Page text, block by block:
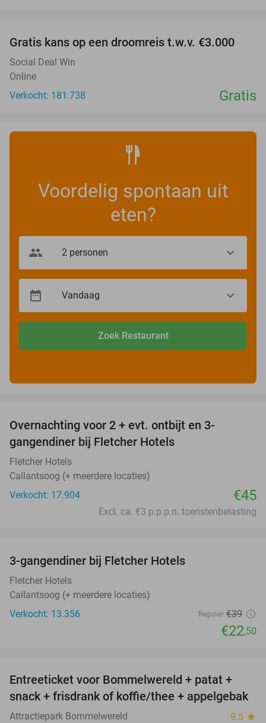
Gratis kans op een droomreis t.w.v. €3.000
Social Deal Win
Online
Verkocht: 181.738
Gratis
Voordelig spontaan uit
eten?
Zoek Restaurant
Overnachting voor 2 + evt. ontbijt en 3-
gangendiner bij Fletcher Hotels
Fletcher Hotels
Callantsoog (+ meerdere locaties)
Verkocht: 17.904
€45
Excl. ca. €3 p.p.p.n. toeristenbelasting
3-gangendiner bij Fletcher Hotels
Fletcher Hotels
Callantsoog (+ meerdere locaties)
Verkocht: 13.356
Regulier €39
€22,50
23%
Entreeticket voor Bommelwereld + patat +
snack + frisdrank of koffie/thee + appelgebak
Attractiepark Bommelwereld 9.5 star